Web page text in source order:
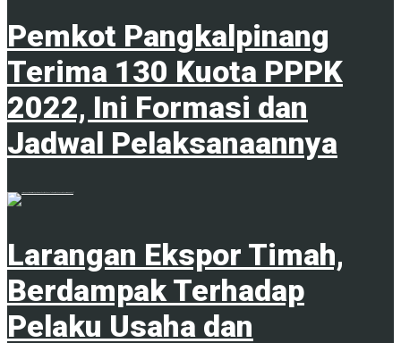
Pemkot Pangkalpinang
Terima 130 Kuota PPPK
2022, Ini Formasi dan
Jadwal Pelaksanaannya
Larangan Ekspor Timah,
Berdampak Terhadap
Pelaku Usaha dan